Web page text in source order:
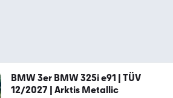
BMW 3er BMW 325i e91 | TÜV
12/2027 | Arktis Metallic